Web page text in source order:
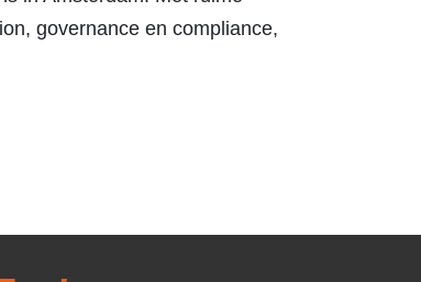
governance en compliance,